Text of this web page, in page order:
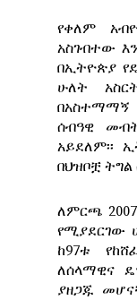
የቀለም
አስገብተው
በኢትዮጵያ
ሁለት
በአስተማማኝ
ሰብዓዊ
አይደለም፡፡
በህዝቦቿ ትግል
ለምርጫ
የሚያደርገው
ከ97ቱ
ለሰላማዊና
ያዘጋጁ